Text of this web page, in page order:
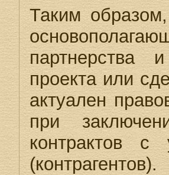
Таким
партнерства
проекта или
актуален
при
контрактов с
(контрагентов).